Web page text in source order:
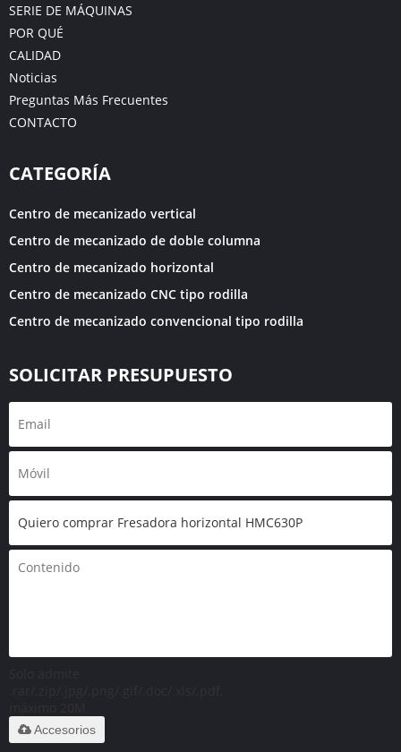
SERIE DE MÁQUINAS
POR QUÉ
CALIDAD
Noticias
Preguntas Más Frecuentes
CONTACTO
CATEGORÍA
Centro de mecanizado vertical
Centro de mecanizado de doble columna
Centro de mecanizado horizontal
Centro de mecanizado CNC tipo rodilla
Centro de mecanizado convencional tipo rodilla
SOLICITAR PRESUPUESTO
Accesorios